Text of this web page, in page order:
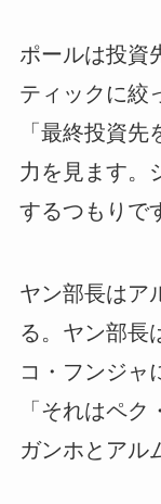
ポールは投資
ティックに絞
「最終投資
力を見ます。
するつもりで
ヤン部長はア
る。ヤン部長
コ・フンジャ
「それはペ
ガンホとアル